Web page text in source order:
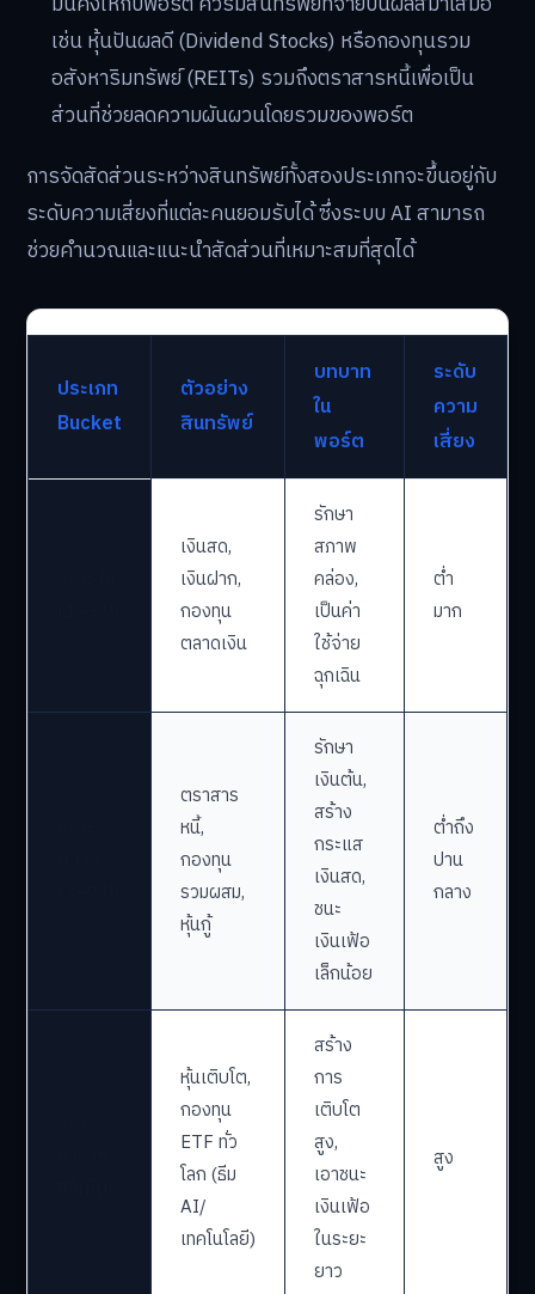
เช่น หุ้นปันผลดี (Dividend Stocks) หรือกองทุนรวม
อสังหาริมทรัพย์ (REITs) รวมถึงตราสารหนี้เพื่อเป็น
ส่วนที่ช่วยลดความผันผวนโดยรวมของพอร์ต
การจัดสัดส่วนระหว่างสินทรัพย์ทั้งสองประเภทจะขึ้นอยู่กับ
ระดับความเสี่ยงที่แต่ละคนยอมรับได้ ซึ่งระบบ AI สามารถ
ช่วยคำนวณและแนะนำสัดส่วนที่เหมาะสมที่สุดได้
ประเภท
Bucket
ตัวอย่าง
สินทรัพย์
บทบาท
ใน
พอร์ต
ระดับ
ความ
เสี่ยง
เงินสด,
เงินฝาก,
กองทุน
ตลาดเงิน
รักษา
สภาพ
คล่อง,
เป็นค่า
ใช้จ่าย
ฉุกเฉิน
ต่ำ
มาก
ตราสาร
หนี้,
กองทุน
รวมผสม,
หุ้นกู้
รักษา
เงินต้น,
สร้าง
กระแส
เงินสด,
ชนะ
เงินเฟ้อ
เล็กน้อย
ต่ำถึง
ปาน
กลาง
หุ้นเติบโต,
กองทุน
ETF ทั่ว
โลก (ธีม
AI/
เทคโนโลยี)
สร้าง
การ
เติบโต
สูง,
เอาชนะ
เงินเฟ้อ
ในระยะ
ยาว
สูง